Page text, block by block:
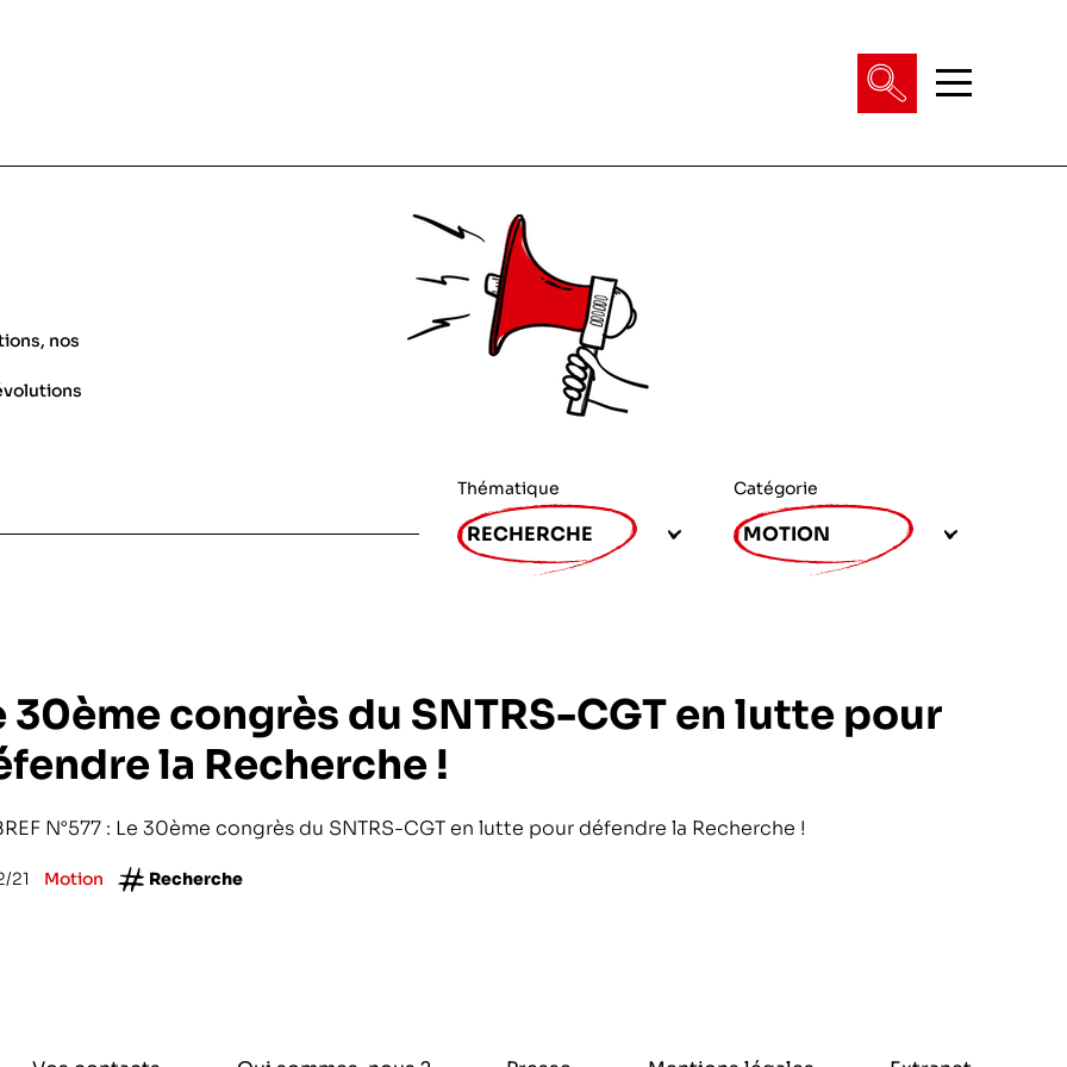
et technologies du numérique
médicale
de la mer
nos
Thématique
RECHERCHE
Catégorie
MOTION
30ème congrès du SNTRS-CGT en lutte pour
la Recherche !
N°577 : Le 30ème congrès du SNTRS-CGT en lutte pour défendre la Recherche !
21 Motion Recherche